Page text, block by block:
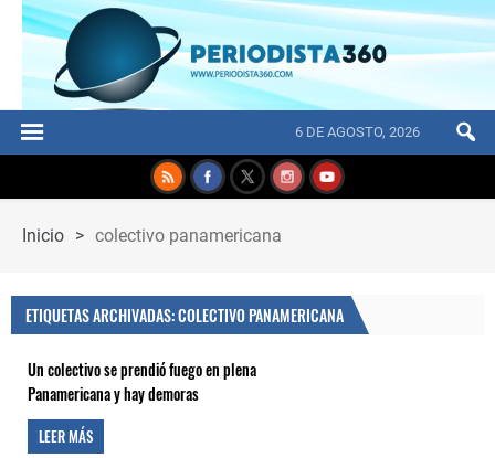
6 DE AGOSTO, 2026
Inicio > colectivo panamericana
ETIQUETAS ARCHIVADAS: COLECTIVO PANAMERICANA
Un colectivo se prendió fuego en plena
Panamericana y hay demoras
LEER MÁS